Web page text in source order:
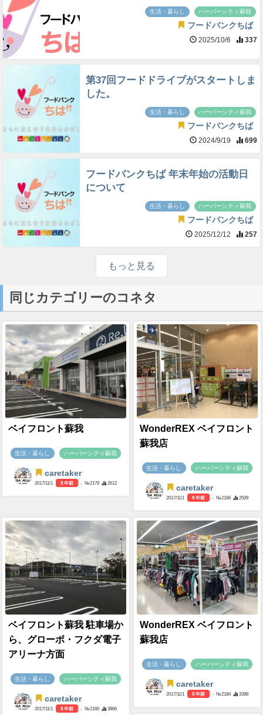
生活・暮らし ハーバーシティ蘇我
フードバンクちば
2025/10/6 337
第37回フードドライブがスタートしま
した。
生活・暮らし ハーバーシティ蘇我
フードバンクちば
2024/9/19 699
フードバンクちば 年末年始の活動日
について
生活・暮らし ハーバーシティ蘇我
フードバンクちば
2025/12/12 257
もっと見る
同じカテゴリーのコネタ
ベイフロント蘇我
生活・暮らし ハーバーシティ蘇我
caretaker
2017/11/1 8 年前 - №2179 2612
WonderREX ベイフロント
蘇我店
生活・暮らし ハーバーシティ蘇我
caretaker
2017/11/1 8 年前 - №2186 2509
ベイフロント蘇我 駐車場か
ら、グローボ・フクダ電子
アリーナ方面
生活・暮らし ハーバーシティ蘇我
caretaker
2017/11/1 8 年前 - №2166 3866
WonderREX ベイフロント
蘇我店
生活・暮らし ハーバーシティ蘇我
caretaker
2017/11/1 8 年前 - №2184 3398